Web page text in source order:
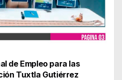
de Empleo para las
Tuxtla Gutiérrez